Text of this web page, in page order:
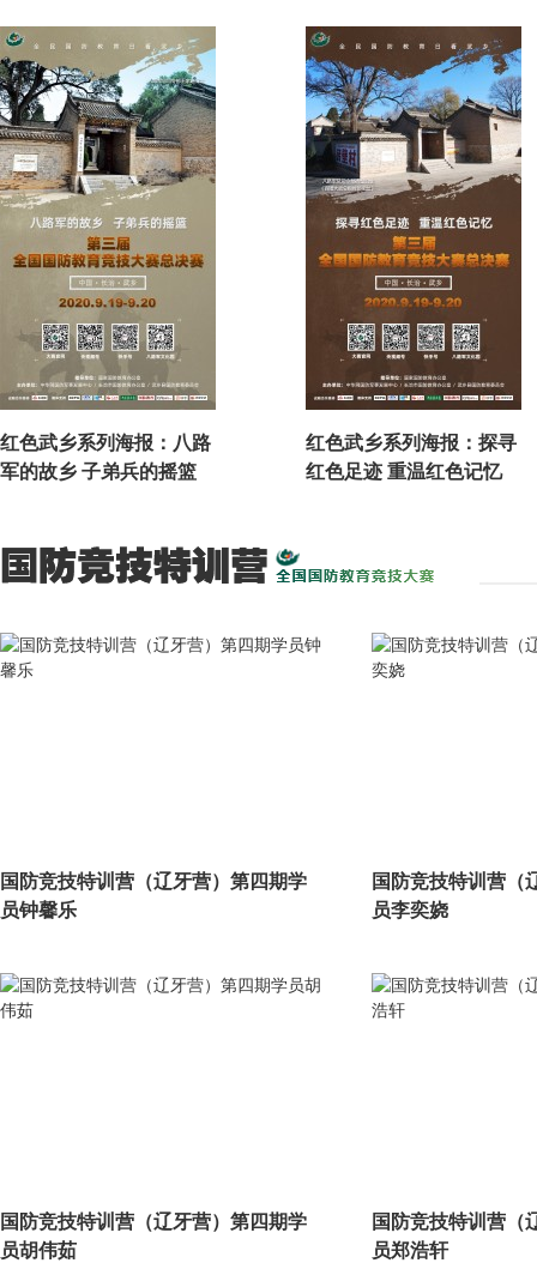
红色武乡系列海报：八路
军的故乡 子弟兵的摇篮
红色武乡系列海报：探寻
红色足迹 重温红色记忆
国防竞技特训营（辽牙营）第四期学
员钟馨乐
国防竞技特训营（
员李奕娆
国防竞技特训营（辽牙营）第四期学
员胡伟茹
国防竞技特训营（
员郑浩轩